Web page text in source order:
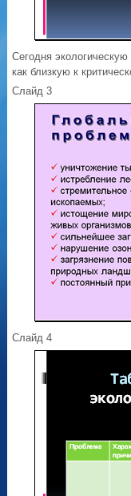
Сегодня
как близкую к
Слайд 3
Слайд 4